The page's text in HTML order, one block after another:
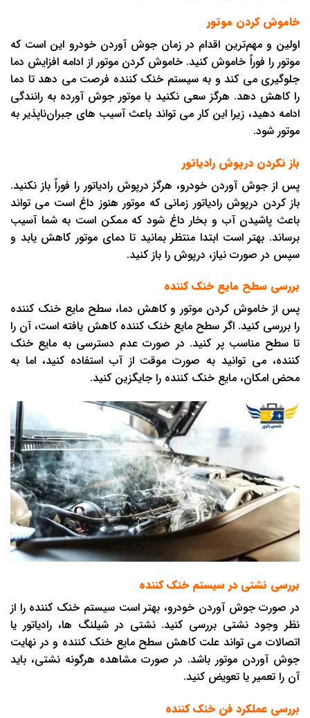
خاموش کردن موتور
اولین و مهم‌ترین اقدام در زمان جوش آوردن خودرو این است که
موتور را فوراً خاموش کنید. خاموش کردن موتور از ادامه افزایش دما
جلوگیری می کند و به سیستم خنک ‌کننده فرصت می دهد تا دما
را کاهش دهد. هرگز سعی نکنید با موتور جوش آورده به رانندگی
ادامه دهید، زیرا این کار می تواند باعث آسیب های جبران‌ناپذیر به
موتور شود.
باز نکردن درپوش رادیاتور
پس از جوش آوردن خودرو، هرگز درپوش رادیاتور را فوراً باز نکنید.
باز کردن درپوش رادیاتور زمانی که موتور هنوز داغ است می تواند
باعث پاشیدن آب و بخار داغ شود که ممکن است به شما آسیب
برساند. بهتر است ابتدا منتظر بمانید تا دمای موتور کاهش یابد و
سپس در صورت نیاز، درپوش را باز کنید.
بررسی سطح مایع خنک ‌کننده
پس از خاموش کردن موتور و کاهش دما، سطح مایع خنک ‌کننده
را بررسی کنید. اگر سطح مایع خنک ‌کننده کاهش یافته است، آن را
تا سطح مناسب پر کنید. در صورت عدم دسترسی به مایع خنک
‌کننده، می توانید به صورت موقت از آب استفاده کنید، اما به
محض امکان، مایع خنک ‌کننده را جایگزین کنید.
بررسی نشتی در سیستم خنک ‌کننده
در صورت جوش آوردن خودرو، بهتر است سیستم خنک ‌کننده را از
نظر وجود نشتی بررسی کنید. نشتی در شیلنگ ها، رادیاتور یا
اتصالات می تواند علت کاهش سطح مایع خنک ‌کننده و در نهایت
جوش آوردن موتور باشد. در صورت مشاهده هرگونه نشتی، باید
آن را تعمیر یا تعویض کنید.
بررسی عملکرد فن خنک ‌کننده